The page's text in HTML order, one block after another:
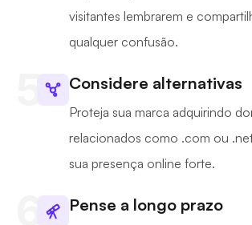
visitantes lembrarem e
qualquer confusão.
Considere alternativas
Proteja sua marca adquirindo
relacionados como .com ou
sua presença online forte.
Pense a longo prazo